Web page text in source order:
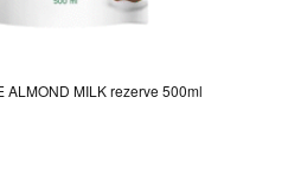
ALMOND MILK rezerve 500ml